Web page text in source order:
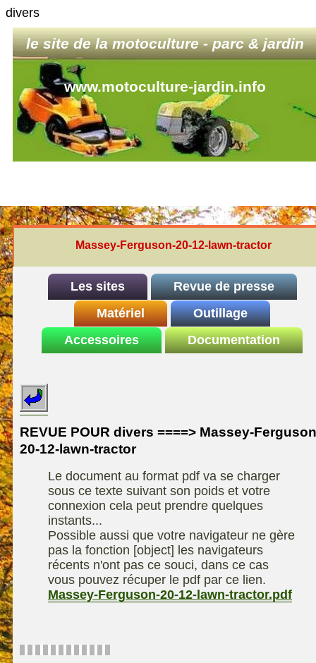
divers
le site de la motoculture - parc & jardin
www.motoculture-jardin.info
Massey-Ferguson-20-12-lawn-tractor
Les sites
INDEX
Le site de la
motoculture
Information sur
contact
Revue de presse
REDEXIM-et-Eliet
ELIET
Motobineuse ou
Technique de
compostage
Matériel
autoportee
SARP
Robomow
chevalet
Remorque
Outillage
Affuteuse
Accessoires
Documentation
REVUE POUR divers ====> Massey-
20-12-lawn-tractor
Le document au format pdf va se charger
sous ce texte suivant son poids et votre
connexion cela peut prendre quelques
instants...
Possible aussi que votre navigateur ne gère
pas la fonction [object] les navigateurs
récents n'ont pas ce souci, dans ce cas
vous pouvez récuper le pdf par ce lien.
Massey-Ferguson-20-12-lawn-tractor.pdf